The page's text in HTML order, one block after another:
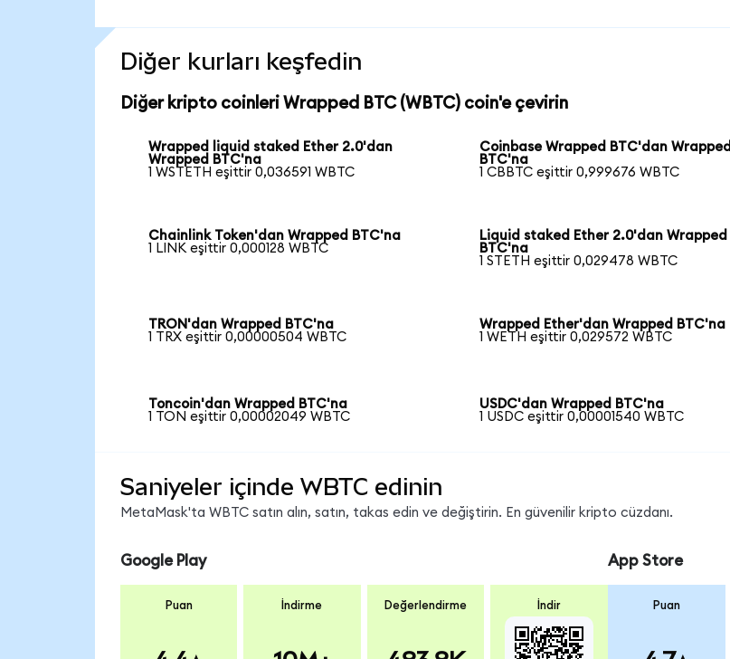
Diğer kurları keşfedin
Diğer kripto coinleri Wrapped BTC (WBTC) coin'e çevirin
Wrapped liquid staked Ether 2.0'dan
Wrapped BTC'na
1 WSTETH eşittir 0,036591 WBTC
Coinbase Wrapped BTC'dan Wrapped
BTC'na
1 CBBTC eşittir 0,999676 WBTC
Chainlink Token'dan Wrapped BTC'na
1 LINK eşittir 0,000128 WBTC
Liquid staked Ether 2.0'dan Wrapped
BTC'na
1 STETH eşittir 0,029478 WBTC
TRON'dan Wrapped BTC'na
1 TRX eşittir 0,00000504 WBTC
Wrapped Ether'dan Wrapped BTC'na
1 WETH eşittir 0,029572 WBTC
Toncoin'dan Wrapped BTC'na
1 TON eşittir 0,00002049 WBTC
USDC'dan Wrapped BTC'na
1 USDC eşittir 0,00001540 WBTC
Saniyeler içinde WBTC edinin
MetaMask'ta WBTC satın alın, satın, takas edin ve değiştirin. En güvenilir kripto cüzdanı.
Google Play
Puan İndirme Değerlendirme İndir
App Store
Puan